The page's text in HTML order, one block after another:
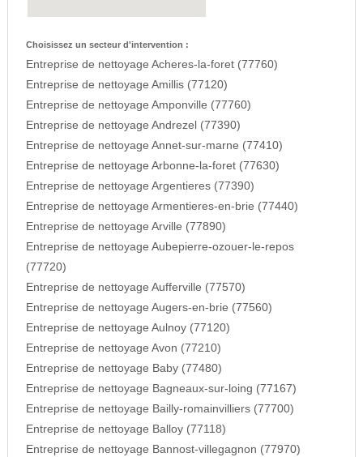
Choisissez un secteur d'intervention :
Entreprise de nettoyage Acheres-la-foret (77760)
Entreprise de nettoyage Amillis (77120)
Entreprise de nettoyage Amponville (77760)
Entreprise de nettoyage Andrezel (77390)
Entreprise de nettoyage Annet-sur-marne (77410)
Entreprise de nettoyage Arbonne-la-foret (77630)
Entreprise de nettoyage Argentieres (77390)
Entreprise de nettoyage Armentieres-en-brie (77440)
Entreprise de nettoyage Arville (77890)
Entreprise de nettoyage Aubepierre-ozouer-le-repos
(77720)
Entreprise de nettoyage Aufferville (77570)
Entreprise de nettoyage Augers-en-brie (77560)
Entreprise de nettoyage Aulnoy (77120)
Entreprise de nettoyage Avon (77210)
Entreprise de nettoyage Baby (77480)
Entreprise de nettoyage Bagneaux-sur-loing (77167)
Entreprise de nettoyage Bailly-romainvilliers (77700)
Entreprise de nettoyage Balloy (77118)
Entreprise de nettoyage Bannost-villegagnon (77970)